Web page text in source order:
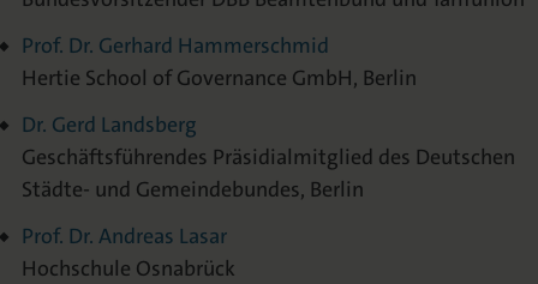
Prof. Dr. Gerhard Hammerschmid
Hertie School of Governance GmbH, Berlin
Dr. Gerd Landsberg
Geschäftsführendes Präsidialmitglied des Deutschen
Städte- und Gemeindebundes, Berlin
Prof. Dr. Andreas Lasar
Hochschule Osnabrück